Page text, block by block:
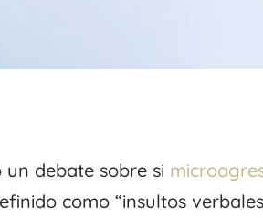
un debate sobre si
como “insultos